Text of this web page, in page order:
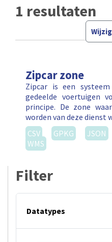
1 resultaten
Zipcar zone
Zipcar is een
gedeelde voertuigen
principe. De zone
worden van deze dienst
CSV
GPKG JSON
WMS
Filter
Datatypes